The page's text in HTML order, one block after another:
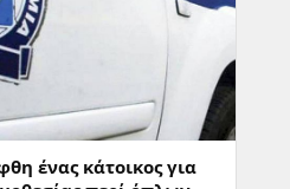
ένας κάτοικος για